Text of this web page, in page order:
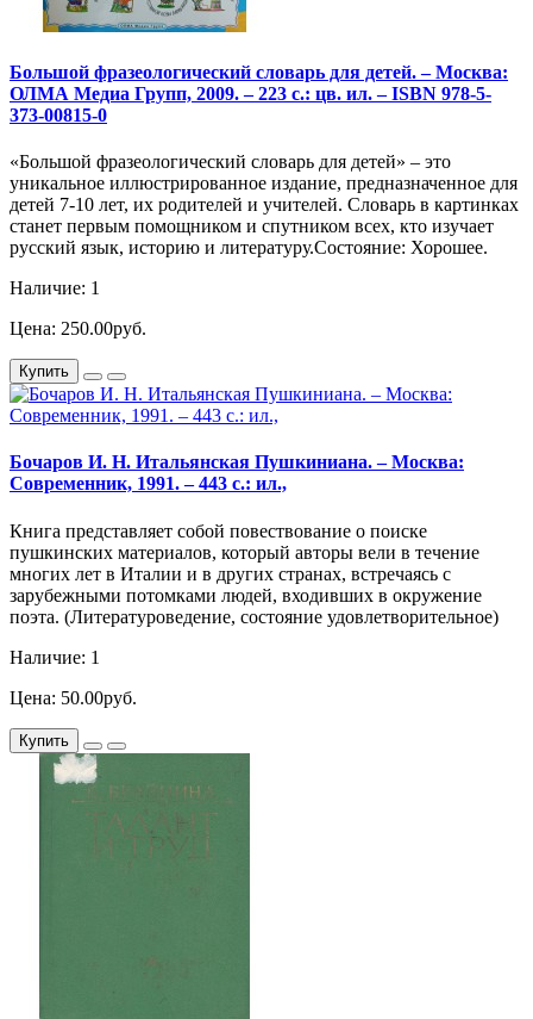
Большой фразеологический словарь для детей. – Москва:
ОЛМА Медиа Групп, 2009. – 223 с.: цв. ил. – ISBN 978-5-
373-00815-0
«Большой фразеологический словарь для детей» – это
уникальное иллюстрированное издание, предназначенное для
детей 7-10 лет, их родителей и учителей. Словарь в картинках
станет первым помощником и спутником всех, кто изучает
русский язык, историю и литературу.Состояние: Хорошее.
Наличие: 1
Цена: 250.00руб.
Купить
Бочаров И. Н. Итальянская Пушкиниана. – Москва:
Современник, 1991. – 443 с.: ил.,
Книга представляет собой повествование о поиске
пушкинских материалов, который авторы вели в течение
многих лет в Италии и в других странах, встречаясь с
зарубежными потомками людей, входивших в окружение
поэта. (Литературоведение, состояние удовлетворительное)
Наличие: 1
Цена: 50.00руб.
Купить